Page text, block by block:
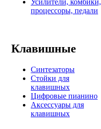
Усилители, комбики,
процессоры, педали
Клавишные
Синтезаторы
Стойки для
клавишных
Цифровые пианино
Аксессуары для
клавишных